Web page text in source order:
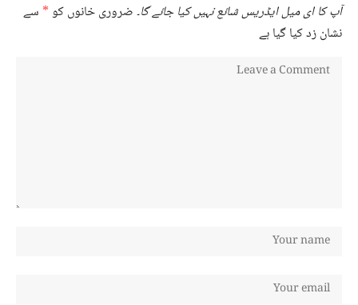
آپ کا ای میل ایڈریس شائع نہیں کیا جائے گا۔ضروری خانوں کو* سے
نشان زد کیا گیا ہے